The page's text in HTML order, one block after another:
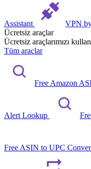
Assistant
VPN
Ücretsiz araçlar
Ücretsiz araçlarımızı
Tüm araçlar
Free Amazon
Alert Lookup
Free ASIN to UPC